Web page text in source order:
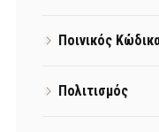
Ποινικός
Πολιτισμός